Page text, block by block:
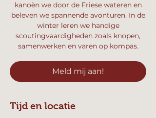
kanoën we door de Friese wateren en
beleven we spannende avonturen. In de
winter leren we handige
scoutingvaardigheden zoals knopen,
samenwerken en varen op kompas.
Meld mij aan!
Tijd en locatie